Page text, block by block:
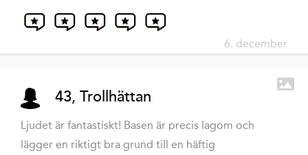
6. december
43, Trollhättan
Ljudet är fantastiskt! Basen är precis lagom och
lägger en riktigt bra grund till en häftig